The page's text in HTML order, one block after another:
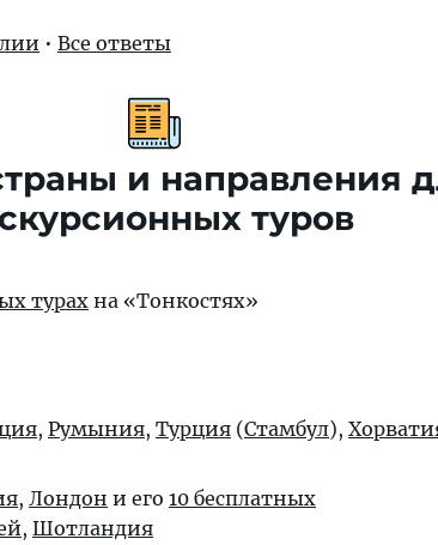
• Все ответы
и направления
туров
турах на «Тонкостях»
, Румыния, Турция (Стамбул),
, Лондон и его 10 бесплатных
, Шотландия